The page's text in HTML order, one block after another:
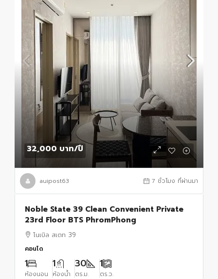
32,000 บาท/ปี
auipost63 7 ชั่วโมง ที่ผ่านมา
Noble State 39 Clean Convenient Private
23rd Floor BTS PhromPhong
โนเบิล สเตท 39
คอนโด
1
ห้องนอน
1
ห้องน้ำ
30
ตร.ม.
1
ตร.ว.